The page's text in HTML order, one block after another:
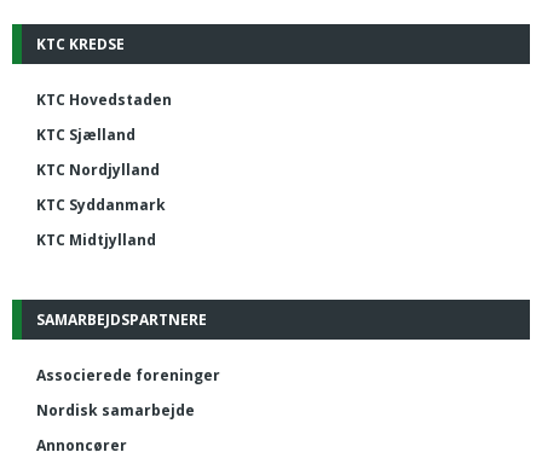
KTC KREDSE
KTC Hovedstaden
KTC Sjælland
KTC Nordjylland
KTC Syddanmark
KTC Midtjylland
SAMARBEJDSPARTNERE
Associerede foreninger
Nordisk samarbejde
Annoncører